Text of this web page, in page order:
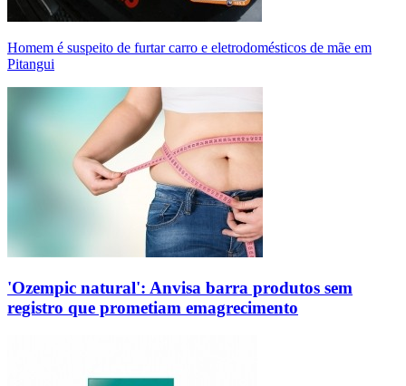
Homem é suspeito de furtar carro e eletrodomésticos de mãe em
Pitangui
'Ozempic natural': Anvisa barra produtos sem
registro que prometiam emagrecimento